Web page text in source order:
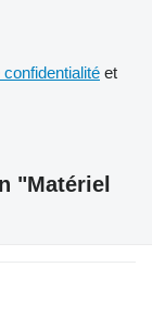
confidentialité et
"Matériel